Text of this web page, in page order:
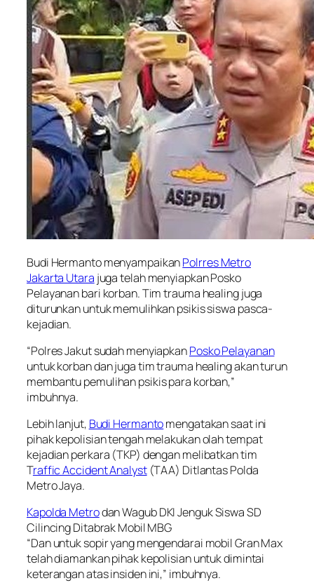
Budi Hermanto menyampaikanPolrres Metro
Jakarta Utara juga telah menyiapkan Posko
Pelayanan bari korban. Tim trauma healing juga
diturunkan untuk memulihkan psikis siswa pasca-
kejadian.
“Polres Jakut sudah menyiapkanPosko Pelayanan
untuk korban dan juga tim trauma healing akan turun
membantu pemulihan psikis para korban,”
imbuhnya.
Lebih lanjut, Budi Hermantomengatakan saat ini
pihak kepolisian tengah melakukan olah tempat
kejadian perkara (TKP) dengan melibatkan tim
Traffic Accident Analyst(TAA) Ditlantas Polda
Metro Jaya.
Kapolda Metrodan Wagub DKI Jenguk Siswa SD
Cilincing Ditabrak Mobil MBG
“Dan untuk sopir yang mengendarai mobil Gran Max
telah diamankan pihak kepolisian untuk dimintai
keterangan atas insiden ini,” imbuhnya.